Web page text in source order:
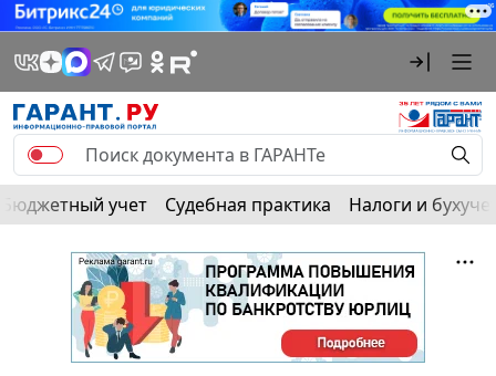
Бюджетный учет Судебная практика Налоги и